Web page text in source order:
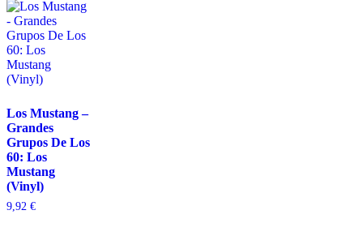
Los Mustang –
Grandes
Grupos De Los
60: Los
Mustang
(Vinyl)
9,92 €